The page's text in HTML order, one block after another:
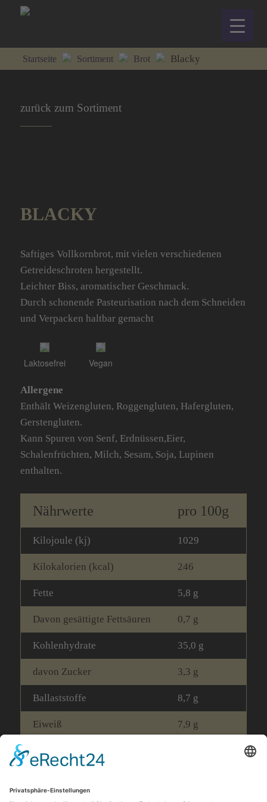
Startseite Sortiment Brot Blacky
zurück zum Sortiment
BLACKY
Saftiges Vollkornbrot, mit vielen verschiedenen
Getreideschroten hergestellt.
Leichter Biss, aromatischer Geschmack.
Durch schonende Pasteurisation nach dem Schneiden
und Verpacken haltbar gemacht
Laktosefrei Vegan
Allergene
Enthält Weizengluten, Roggengluten, Hafergluten,
Gerstengluten.
Kann Spuren von Senf, Erdnüssen,Eier,
Schalenfrüchten, Milch, Sesam, Soja, Lupinen
enthalten.
Nährwerte pro 100g
Kilojoule (kj) 1029
Kilokalorien (kcal) 246
Fette 5,8 g
Davon gesättigte Fettsäuren 0,7 g
Kohlenhydrate 35,0 g
davon Zucker 3,3 g
Ballaststoffe 8,7 g
Eiweiß 7,9 g
Salz